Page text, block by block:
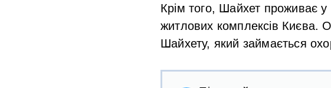
Крім того, Шайхет проживає
житлових комплексів Києва.
Шайхету, який займається